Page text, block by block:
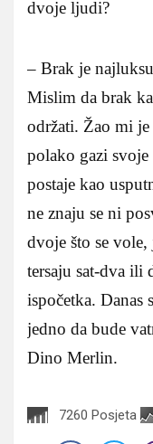
dvoje ljudi?
– Brak je
Mislim da brak
održati. Žao mi
polako gazi
postaje kao
ne znaju se ni
dvoje što se
tersaju sat-dva ili
ispočetka. Danas
jedno da bude
Dino Merlin.
7260 Posjeta